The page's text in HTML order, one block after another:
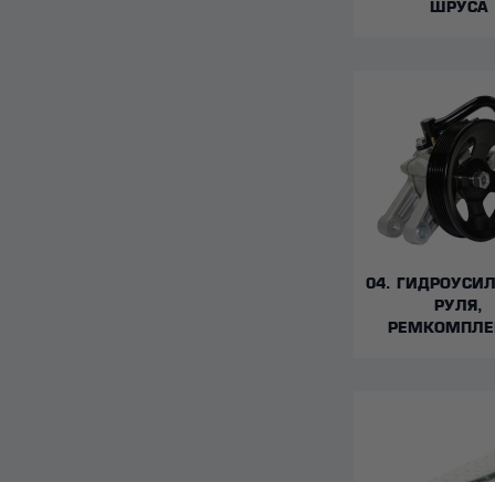
ШРУСА
04.
РУЛЯ,